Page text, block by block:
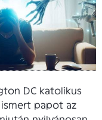
DC katolikus
papot az